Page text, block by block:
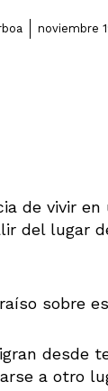
noviembre
de vivir
del lugar
sobre
desde
a otro